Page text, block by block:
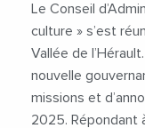
Le Conseil
culture » s’est
Vallée de
nouvelle
missions et
2025. Répondant